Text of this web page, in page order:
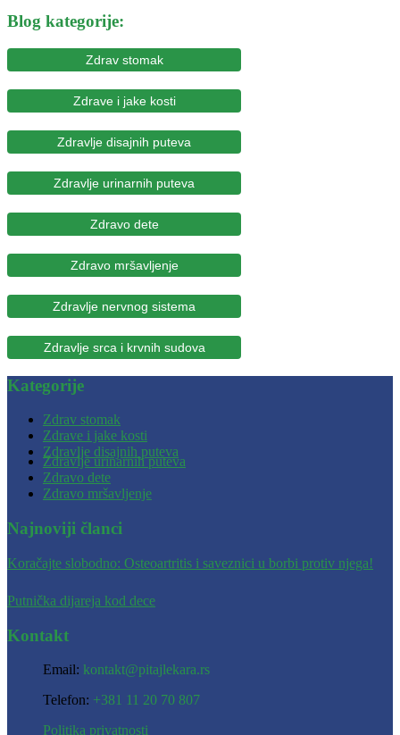
Blog kategorije:
Zdrav stomak
Zdrave i jake kosti
Zdravlje disajnih puteva
Zdravlje urinarnih puteva
Zdravo dete
Zdravo mršavljenje
Zdravlje nervnog sistema
Zdravlje srca i krvnih sudova
Kategorije
Zdrav stomak
Zdrave i jake kosti
Zdravlje disajnih puteva
Zdravlje urinarnih puteva
Zdravo dete
Zdravo mršavljenje
Najnoviji članci
Koračajte slobodno: Osteoartritis i saveznici u borbi protiv njega!
Putnička dijareja kod dece
Kontakt
Email: kontakt@pitajlekara.rs
Telefon: +381 11 20 70 807
Politika privatnosti